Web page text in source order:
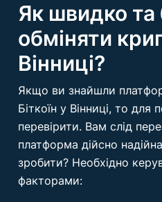
Як швидко та
обміняти
Вінниці?
Якщо ви знайшли
Біткоїн у Вінниці, то для
перевірити. Вам слід
платформа дійсно
зробити? Необхідно
факторами: